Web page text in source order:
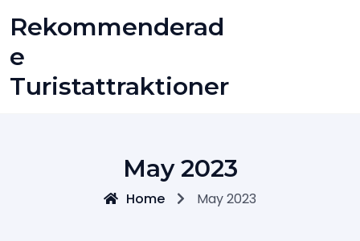
Rekommenderad
E
Turistattraktioner
May 2023
Home May 2023